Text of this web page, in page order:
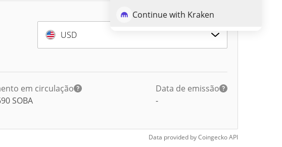
Continue with Kraken
USD
em circulação
SOBA
Data de emissão
-
Data provided byCoingeckoAPI